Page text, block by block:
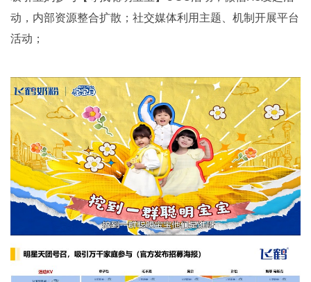
动，内部资源整合扩散；社交媒体利用主题、机制开展平台
活动；